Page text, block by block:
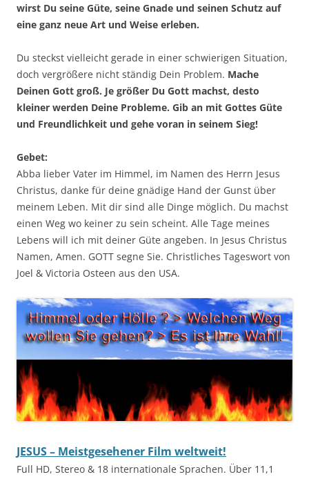
wirst Du seine Güte, seine Gnade und seinen Schutz auf
eine ganz neue Art und Weise erleben.
Du steckst vielleicht gerade in einer schwierigen Situation,
doch vergrößere nicht ständig Dein Problem. Mache
Deinen Gott groß. Je größer Du Gott machst, desto
kleiner werden Deine Probleme. Gib an mit Gottes Güte
und Freundlichkeit und gehe voran in seinem Sieg!
Gebet:
Abba lieber Vater im Himmel, im Namen des Herrn Jesus
Christus, danke für deine gnädige Hand der Gunst über
meinem Leben. Mit dir sind alle Dinge möglich. Du machst
einen Weg wo keiner zu sein scheint. Alle Tage meines
Lebens will ich mit deiner Güte angeben. In Jesus Christus
Namen, Amen. GOTT segne Sie. Christliches Tageswort von
Joel & Victoria Osteen aus den USA.
JESUS – Meistgesehener Film weltweit!
Full HD, Stereo & 18 internationale Sprachen. Über 11,1